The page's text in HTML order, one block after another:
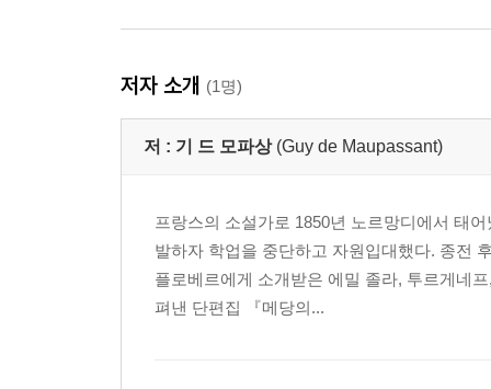
저자 소개 (1명)
저 : 기 드 모파상 (Guy de Maupassant)
프랑스의 소설가로 1850년 노르망디에서 태
발하자 학업을 중단하고 자원입대했다. 종전
플로베르에게 소개받은 에밀 졸라, 투르게네
펴낸 단편집 『메당의...